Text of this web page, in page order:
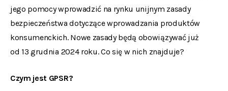
jego pomocy wprowadzić na rynku unijnym zasady
bezpieczeństwa dotyczące wprowadzania produktów
konsumenckich. Nowe zasady będą obowiązywać już
od 13 grudnia 2024 roku. Co się w nich znajduje?
Czym jest GPSR?